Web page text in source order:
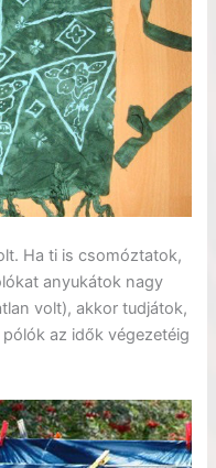
Ha ti is csomóztatok,
anyukátok nagy
volt), akkor tudjátok,
az idők végezetéig